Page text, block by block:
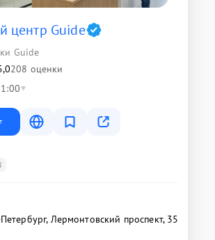
центр Guide
Guide
208 оценки
Петербург, Лермонтовский проспект, 35